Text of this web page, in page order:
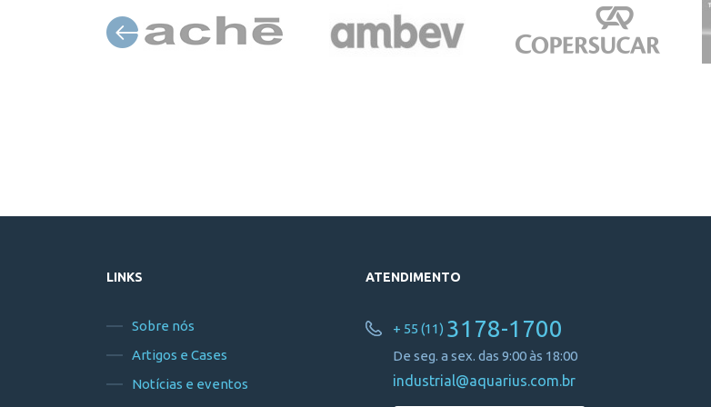
LINKS
Sobre nós
Artigos e Cases
Notícias e eventos
ATENDIMENTO
+ 55 (11) 3178-1700
De seg. a sex. das 9:00 às 18:00
industrial@aquarius.com.br